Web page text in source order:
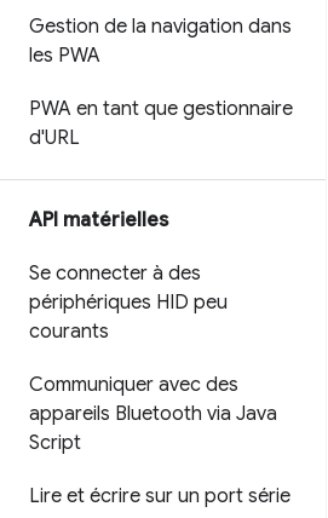
Gestion de la navigation dans
les PWA
PWA en tant que gestionnaire
d'URL
API matérielles
Se connecter à des
périphériques HID peu
courants
Communiquer avec des
appareils Bluetooth via Java
Script
Lire et écrire sur un port série